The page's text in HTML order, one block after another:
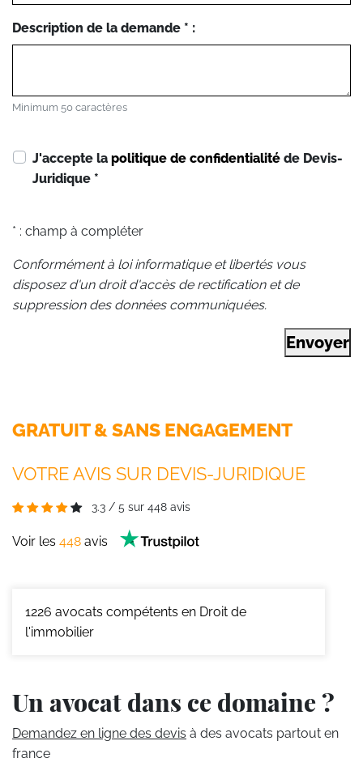
Description de la demande * :
Minimum 50 caractères
J'accepte la politique de confidentialité de Devis-
Juridique *
* : champ à compléter
Conformément à loi informatique et libertés vous
disposez d'un droit d'accès de rectification et de
suppression des données communiquées.
Envoyer
GRATUIT & SANS ENGAGEMENT
VOTRE AVIS SUR DEVIS-JURIDIQUE
3.3 / 5 sur 448 avis
Voir les 448 avis
1226 avocats compétents en Droit de
l'immobilier
Un avocat dans ce domaine ?
Demandez en ligne des devis à des avocats partout en
france